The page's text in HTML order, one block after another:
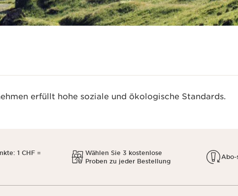
erfüllt hohe soziale und ökologische Standards.
1 CHF =
Wählen Sie 3 kostenlose
Proben zu jeder Bestellung
Abo-